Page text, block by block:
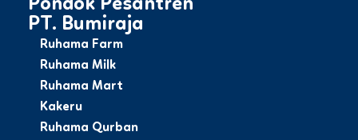
Pondok Pesantren
PT. Bumiraja
Ruhama Farm
Ruhama Milk
Ruhama Mart
Kakeru
Ruhama Qurban